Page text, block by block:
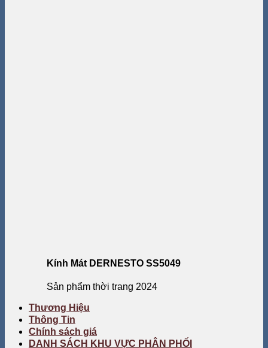
Kính Mát DERNESTO SS5049
Sản phẩm thời trang 2024
Thương Hiệu
Thông Tin
Chính sách giá
DANH SÁCH KHU VỰC PHÂN PHỐI